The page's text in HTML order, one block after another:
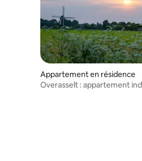
Appartement en résidence
Overasselt : appartement